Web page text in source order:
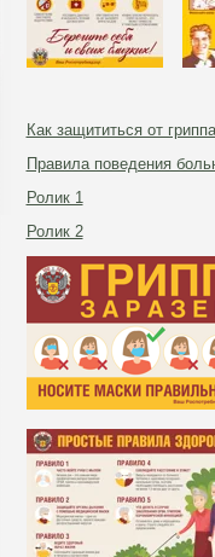
Как защититься от
Правила поведения
Ролик 1
Ролик 2